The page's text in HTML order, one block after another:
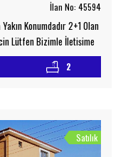
İlan No: 45594
Konumdadır 2+1 Olan
Lütfen Bizimle İletişime
Yetki Belgesi No :
2
Satılık